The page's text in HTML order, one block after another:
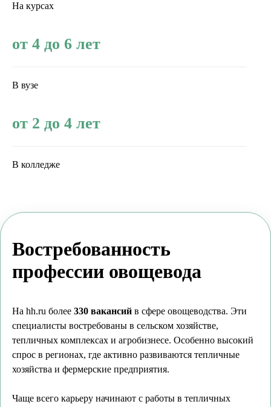
На курсах
от 4 до 6 лет
В вузе
от 2 до 4 лет
В колледже
Востребованность
профессии овощевода
На hh.ru более 330 вакансий в сфере овощеводства. Эти
специалисты востребованы в сельском хозяйстве,
тепличных комплексах и агробизнесе. Особенно высокий
спрос в регионах, где активно развиваются тепличные
хозяйства и фермерские предприятия.
Чаще всего карьеру начинают с работы в тепличных